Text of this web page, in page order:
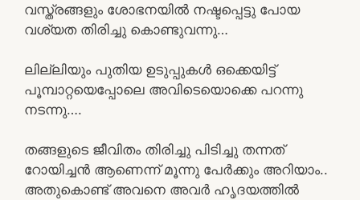
വസ്ത്രങ്ങളും ശോഭനയിൽ നഷ്ടപ്പെട്ടു പോയ
വശ്യത തിരിച്ചു കൊണ്ടുവന്നു…
ലില്ലിയും പുതിയ ഉടുപ്പുകൾ ഒക്കെയിട്ട്
പൂമ്പാറ്റയെപ്പോലെ അവിടെയൊക്കെ പറന്നു
നടന്നു….
തങ്ങളുടെ ജീവിതം തിരിച്ചു പിടിച്ചു തന്നത്
റോയിച്ചൻ ആണെന്ന് മൂന്നു പേർക്കും അറിയാം..
അതുകൊണ്ട് അവനെ അവർ ഹൃദയത്തിൽ